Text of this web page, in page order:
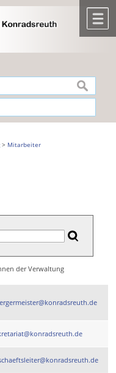
suchen
> Mitarbeiter
der Verwaltung